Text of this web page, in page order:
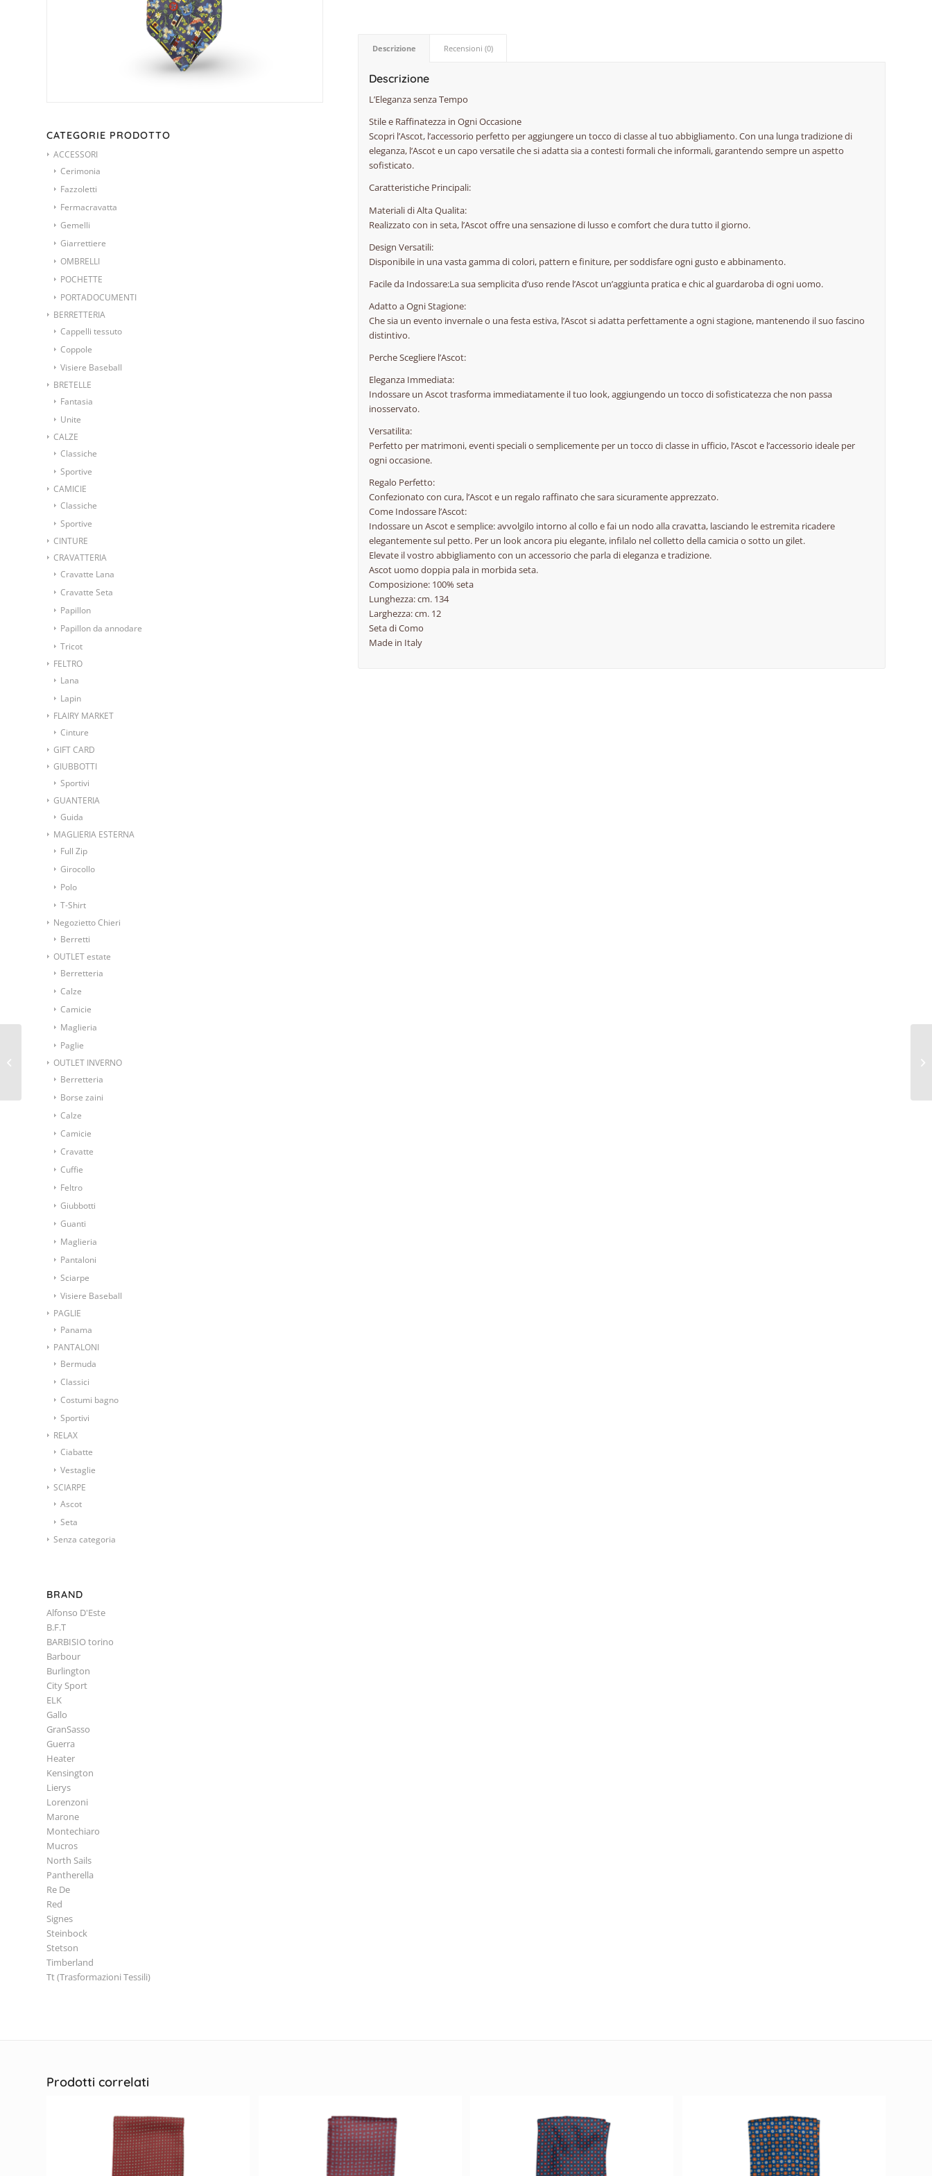
CATEGORIE PRODOTTO
ACCESSORI
Cerimonia
Fazzoletti
Fermacravatta
Gemelli
Giarrettiere
OMBRELLI
POCHETTE
PORTADOCUMENTI
BERRETTERIA
Cappelli tessuto
Coppole
Visiere Baseball
BRETELLE
Fantasia
Unite
CALZE
Classiche
Sportive
CAMICIE
Classiche
Sportive
CINTURE
CRAVATTERIA
Cravatte Lana
Cravatte Seta
Papillon
Papillon da annodare
Tricot
FELTRO
Lana
Lapin
FLAIRY MARKET
Cinture
GIFT CARD
GIUBBOTTI
Sportivi
GUANTERIA
Guida
MAGLIERIA ESTERNA
Full Zip
Girocollo
Polo
T-Shirt
Negozietto Chieri
Berretti
OUTLET estate
Berretteria
Calze
Camicie
Maglieria
Paglie
OUTLET INVERNO
Berretteria
Borse zaini
Calze
Camicie
Cravatte
Cuffie
Feltro
Giubbotti
Guanti
Maglieria
Pantaloni
Sciarpe
Visiere Baseball
PAGLIE
Panama
PANTALONI
Bermuda
Classici
Costumi bagno
Sportivi
RELAX
Ciabatte
Vestaglie
SCIARPE
Ascot
Seta
Senza categoria
BRAND
Alfonso D'Este
B.F.T
BARBISIO torino
Barbour
Burlington
City Sport
ELK
Gallo
GranSasso
Guerra
Heater
Kensington
Lierys
Lorenzoni
Marone
Montechiaro
Mucros
North Sails
Pantherella
Re De
Red
Signes
Steinbock
Stetson
Timberland
Tt (Trasformazioni Tessili)
Descrizione Recensioni (0)
Descrizione
L’Eleganza senza Tempo
Stile e Raffinatezza in Ogni Occasione
Scopri l’Ascot, l’accessorio perfetto per aggiungere un tocco di classe al tuo abbigliamento. Con una lunga tradizione di
eleganza, l’Ascot e un capo versatile che si adatta sia a contesti formali che informali, garantendo sempre un aspetto
sofisticato.
Caratteristiche Principali:
Materiali di Alta Qualita:
Realizzato con in seta, l’Ascot offre una sensazione di lusso e comfort che dura tutto il giorno.
Design Versatili:
Disponibile in una vasta gamma di colori, pattern e finiture, per soddisfare ogni gusto e abbinamento.
Facile da Indossare:La sua semplicita d’uso rende l’Ascot un’aggiunta pratica e chic al guardaroba di ogni uomo.
Adatto a Ogni Stagione:
Che sia un evento invernale o una festa estiva, l’Ascot si adatta perfettamente a ogni stagione, mantenendo il suo fascino
distintivo.
Perche Scegliere l’Ascot:
Eleganza Immediata:
Indossare un Ascot trasforma immediatamente il tuo look, aggiungendo un tocco di sofisticatezza che non passa
inosservato.
Versatilita:
Perfetto per matrimoni, eventi speciali o semplicemente per un tocco di classe in ufficio, l’Ascot e l’accessorio ideale per
ogni occasione.
Regalo Perfetto:
Confezionato con cura, l’Ascot e un regalo raffinato che sara sicuramente apprezzato.
Come Indossare l’Ascot:
Indossare un Ascot e semplice: avvolgilo intorno al collo e fai un nodo alla cravatta, lasciando le estremita ricadere
elegantemente sul petto. Per un look ancora piu elegante, infilalo nel colletto della camicia o sotto un gilet.
Elevate il vostro abbigliamento con un accessorio che parla di eleganza e tradizione.
Ascot uomo doppia pala in morbida seta.
Composizione: 100% seta
Lunghezza: cm. 134
Larghezza: cm. 12
Seta di Como
Made in Italy
Prodotti correlati
Ascot foulard da collo
fantasia geometrica
spaziale fondo rosso